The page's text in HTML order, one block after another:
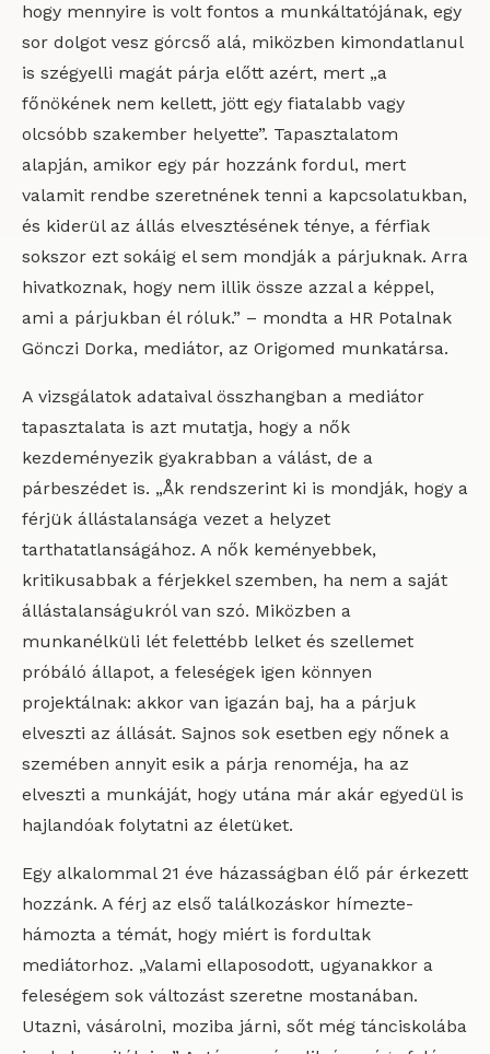
hogy mennyire is volt fontos a munkáltatójának, egy
sor dolgot vesz górcső alá, miközben kimondatlanul
is szégyelli magát párja előtt azért, mert „a
főnökének nem kellett, jött egy fiatalabb vagy
olcsóbb szakember helyette”. Tapasztalatom
alapján, amikor egy pár hozzánk fordul, mert
valamit rendbe szeretnének tenni a kapcsolatukban,
és kiderül az állás elvesztésének ténye, a férfiak
sokszor ezt sokáig el sem mondják a párjuknak. Arra
hivatkoznak, hogy nem illik össze azzal a képpel,
ami a párjukban él róluk.” – mondta a HR Potalnak
Gönczi Dorka, mediátor, az Origomed munkatársa.
A vizsgálatok adataival összhangban a mediátor
tapasztalata is azt mutatja, hogy a nők
kezdeményezik gyakrabban a válást, de a
párbeszédet is. „Åk rendszerint ki is mondják, hogy a
férjük állástalansága vezet a helyzet
tarthatatlanságához. A nők keményebbek,
kritikusabbak a férjekkel szemben, ha nem a saját
állástalanságukról van szó. Miközben a
munkanélküli lét felettébb lelket és szellemet
próbáló állapot, a feleségek igen könnyen
projektálnak: akkor van igazán baj, ha a párjuk
elveszti az állását. Sajnos sok esetben egy nőnek a
szemében annyit esik a párja renoméja, ha az
elveszti a munkáját, hogy utána már akár egyedül is
hajlandóak folytatni az életüket.
Egy alkalommal 21 éve házasságban élő pár érkezett
hozzánk. A férj az első találkozáskor hímezte-
hámozta a témát, hogy miért is fordultak
mediátorhoz. „Valami ellaposodott, ugyanakkor a
feleségem sok változást szeretne mostanában.
Utazni, vásárolni, moziba járni, sőt még tánciskolába